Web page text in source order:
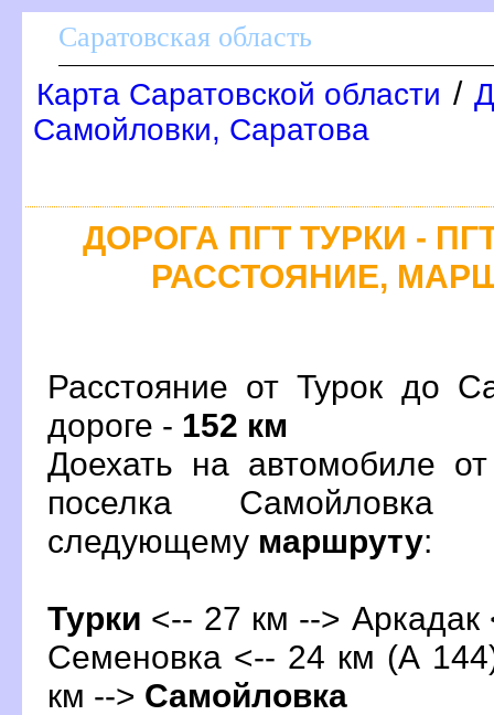
Саратовская область
Карта Саратовской области /
Самойловки, Саратова
ДОРОГА ПГТ ТУРКИ -
РАССТОЯНИЕ,
Расстояние от Турок до
дороге - 152 км
Доехать на автомобиле
поселка Самойловка
следующему маршруту:
Турки <-- 27 км -->
Семеновка <-- 24 км (А
км --> Самойловка